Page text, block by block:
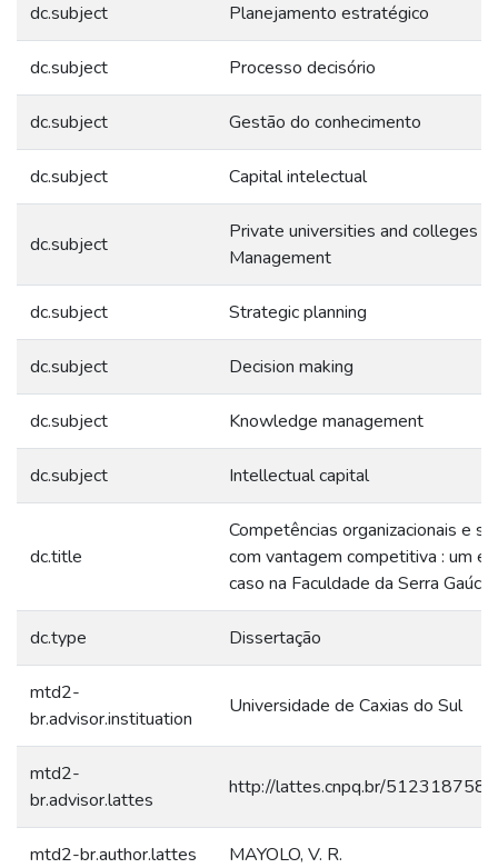
dc.subject Planejamento estratégico
dc.subject Processo decisório
dc.subject Gestão do conhecimento
dc.subject Capital intelectual
dc.subject
Private universities and colleges -
Management
dc.subject Strategic planning
dc.subject Decision making
dc.subject Knowledge management
dc.subject Intellectual capital
dc.title
Competências organizacionais e
com vantagem competitiva : um
caso na Faculdade da Serra Gaúcha
dc.type Dissertação
mtd2-
br.advisor.instituation
Universidade de Caxias do Sul
mtd2-
br.advisor.lattes
http://lattes.cnpq.br/
mtd2-br.author.lattes MAYOLO, V. R.